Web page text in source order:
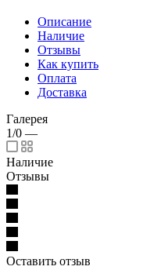
Описание
Наличие
Отзывы
Как купить
Оплата
Доставка
Галерея
1/0 —
Наличие
Отзывы
Оставить отзыв